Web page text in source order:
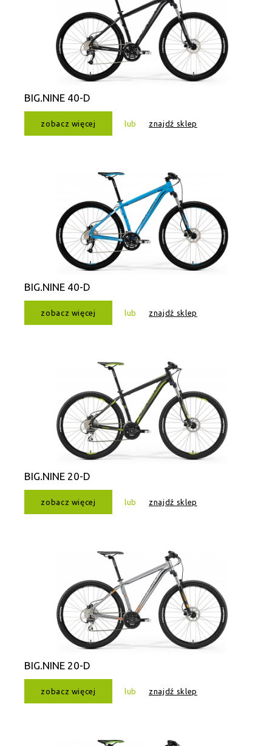
BIG.NINE 40-D
zobacz więcej lub znajdź sklep
BIG.NINE 40-D
zobacz więcej lub znajdź sklep
BIG.NINE 20-D
zobacz więcej lub znajdź sklep
BIG.NINE 20-D
zobacz więcej lub znajdź sklep